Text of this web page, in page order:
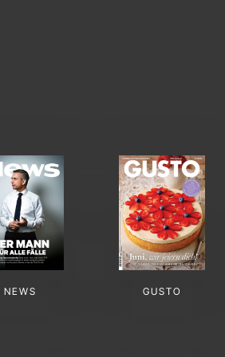
NEWS GUSTO